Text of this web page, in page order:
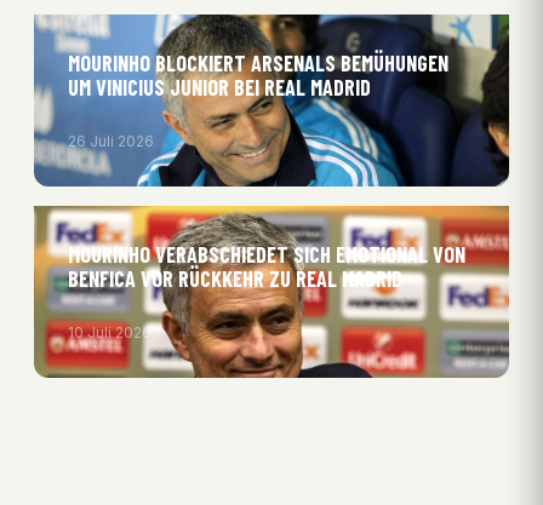
MOURINHO BLOCKIERT ARSENALS BEMÜHUNGEN
UM VINICIUS JUNIOR BEI REAL MADRID
26 Juli 2026
MOURINHO VERABSCHIEDET SICH EMOTIONAL VON
BENFICA VOR RÜCKKEHR ZU REAL MADRID
10 Juli 2026